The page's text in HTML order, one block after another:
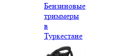
Бензиновые
триммеры
в
Туркестане